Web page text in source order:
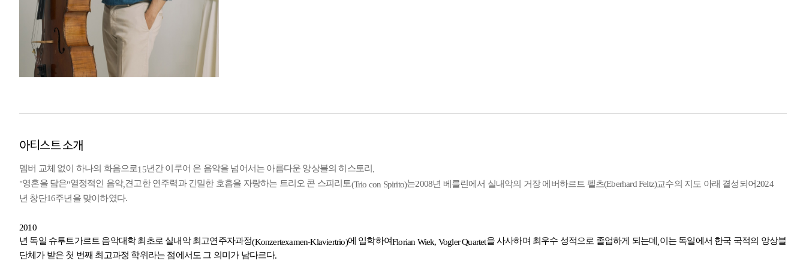
아티스트 소개
멤버 교체 없이 하나의 화음으로15년간 이루어 온 음악을 넘어서는 아름다운 앙상블의 히스토리 .
"영혼을 담은"열정적인 음악,견고한 연주력과 긴밀한 호흡을 자랑하는 트리오 콘 스피리토(Trio con Spirito)는2008년 베를린에서 실내악의 거장 에버하르트 펠츠(Eberhard Feltz)교수의 지도 아래 결성되어2024
년 창단16주년을 맞이하였다.
2010
년 독일 슈투트가르트 음악대학 최초로 실내악 최고연주자과정(Konzertexamen-Klaviertrio)에 입학하여Florian Wiek, Vogler Quartet을 사사하며 최우수 성적으로 졸업하게 되는데 ,이는 독일에서 한국 국적의 앙상블
단체가 받은 첫 번째 최고과정 학위라는 점에서도 그 의미가 남다르다.